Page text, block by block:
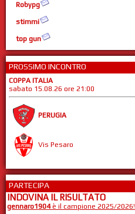
Robypg
stimmi
top gun
PROSSIMO INCONTRO
COPPA ITALIA
sabato 15.08.26 ore 21:00
PERUGIA
Vis Pesaro
PARTECIPA
INDOVINA IL RISULTATO
gennaro1904è il campione 2025/2026!